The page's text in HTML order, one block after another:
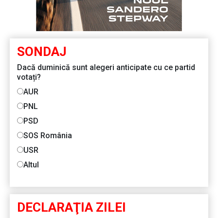
SONDAJ
Dacă duminică sunt alegeri anticipate cu ce partid
votați?
AUR
PNL
PSD
SOS România
USR
Altul
DECLARAŢIA ZILEI